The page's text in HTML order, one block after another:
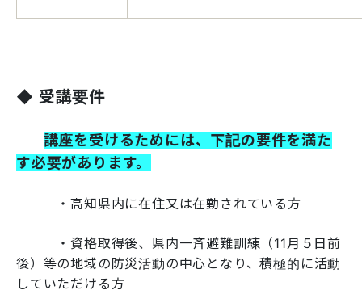
◆ 受講要件
講座を受けるためには、下記の要件を満た
す必要があります。
・高知県内に在住又は在勤されている方
・資格取得後、県内一斉避難訓練（11月５日前
後）等の地域の防災活動の中心となり、積極的に活動
していただける方